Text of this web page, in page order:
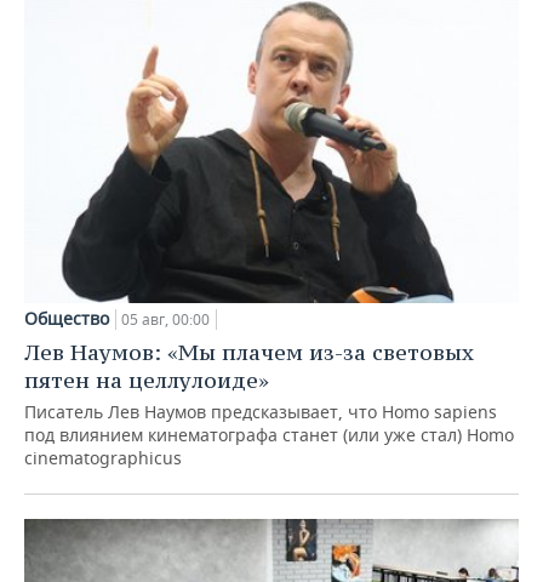
Общество 05 авг, 00:00
Лев Наумов: «Мы плачем из-за световых
пятен на целлулоиде»
Писатель Лев Наумов предсказывает, что Homo sapiens
под влиянием кинематографа станет (или уже стал) Homo
cinematographicus